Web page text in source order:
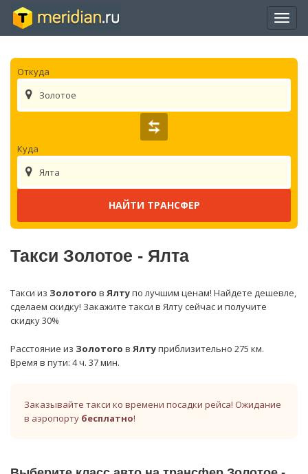
Откуда
Золотое
Куда
Ялта
Такси Золотое - Ялта
Такси из Золотого в Ялтупо лучшим ценам! Найдете дешевле,
сделаем скидку! Закажите такси в Ялту сейчас и получите
скидку 30%
Расстояние из Золотого в Ялтуприблизительно 275 км.
Время в пути: 4 ч. 37 мин.
Заказывайте такси ко времени посадки рейса! Ожидание
в аэропорту бесплатно!